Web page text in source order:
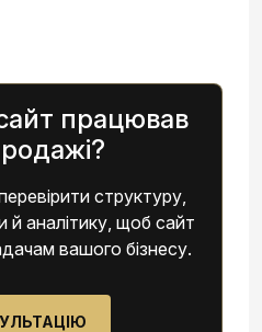
працював
структуру,
й аналітику, щоб сайт
вашого бізнесу.